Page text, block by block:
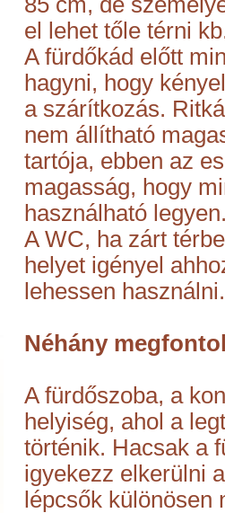
el lehet tőle térni
A fürdőkád előtt
hagyni, hogy
a szárítkozás.
nem állítható
tartója, ebben az
magasság, hogy
használható
A WC, ha zárt
helyet igényel
lehessen használni.
Néhány
A fürdőszoba, a
helyiség, ahol a
történik. Hacsak a
igyekezz elkerülni
lépcsők